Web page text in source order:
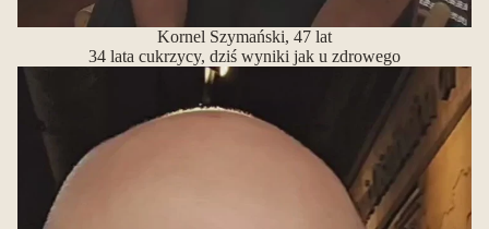
Kornel Szymański, 47 lat
34 lata cukrzycy, dziś wyniki jak u zdrowego